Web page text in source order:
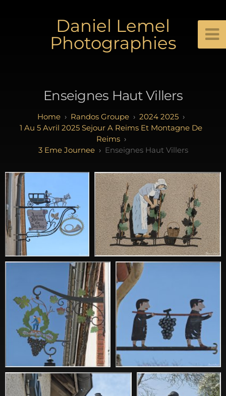
Daniel Lemel
Photographies
Enseignes Haut Villers
Randos Groupe
2024 2025
1 Au 5 Avril 2025 Sejour A Reims Et Montagne De
Reims
3 Eme Journee
Enseignes Haut Villers